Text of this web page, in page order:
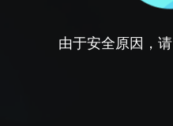
由于安全原因，请